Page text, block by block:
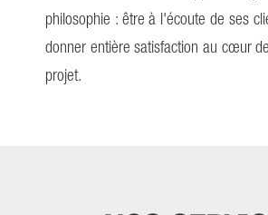
philosophie : être à l'écoute de ses
donner entière satisfaction au cœur
projet.